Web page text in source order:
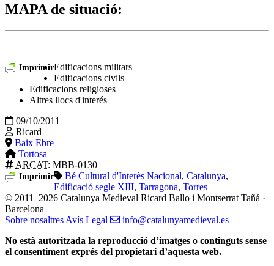
MAPA de situació:
ImprimirEdificacions militars
Edificacions civils
Edificacions religioses
Altres llocs d'interés
09/10/2011
Ricard
Baix Ebre
Tortosa
ARCAT: MBB-0130
Imprimir Bé Cultural d'Interès Nacional, Catalunya,
Edificació segle XIII, Tarragona, Torres
© 2011–2026 Catalunya Medieval Ricard Ballo i Montserrat Tañá ·
Barcelona
Sobre nosaltres Avís Legal
info@catalunyamedieval.es
No està autoritzada la reproducció d’imatges o continguts sense
el consentiment exprés del propietari d’aquesta web.